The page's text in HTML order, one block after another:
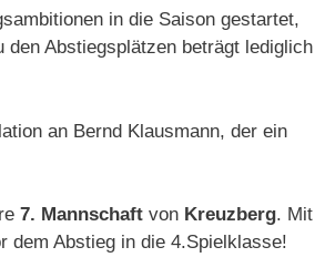
in die Saison gestartet,
Abstiegsplätzen beträgt lediglich
an Bernd Klausmann, der ein
7. Mannschaft von Kreuzberg. Mit
dem Abstieg in die 4.Spielklasse!